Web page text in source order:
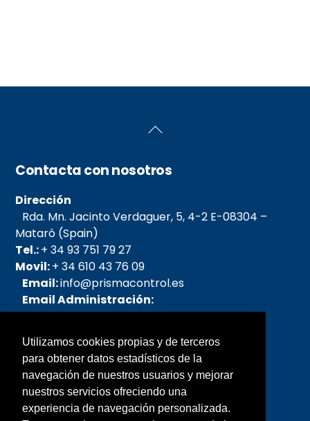
Utilizamos cookies propias y de terceros
para obtener datos estadísticos de la
navegación de nuestros usuarios y mejorar
nuestros servicios ofreciendo una
experiencia de navegación personalizada.
Back
Contacta con nosotros
Dirección
Rda. Mn. Jacinto Verdaguer, 5, 4-2 E-08304 –
Mataró (Spain)
Tel.:+ 34 93 751 79 27
Movil:+ 34 610 43 76 09
Email:info@prismacontrol.es
Email Administración:
admin@prismacontrol.es
pedidos@prismacontrol.es
Email SAT: sat@prismacontrol.es
Sobre nosotros